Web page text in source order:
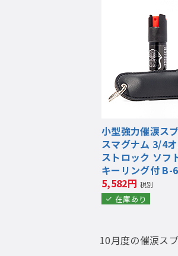
小型強力催涙ス
スマグナム 3/4
ストロック ソフ
キーリング付 B-
5,582円 税別
在庫あり
10月度の催涙ス